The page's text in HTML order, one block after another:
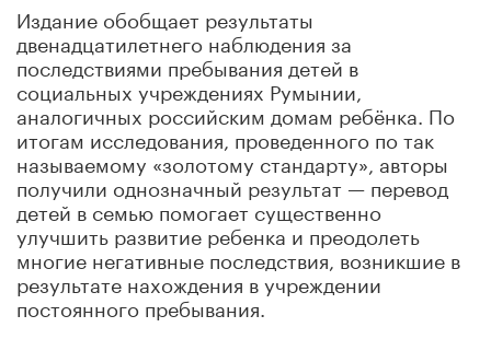
Издание обобщает результаты
двенадцатилетнего наблюдения за
последствиями пребывания детей в
социальных учреждениях Румынии,
аналогичных российским домам ребёнка. По
итогам исследования, проведенного по так
называемому «золотому стандарту», авторы
получили однозначный результат — перевод
детей в семью помогает существенно
улучшить развитие ребенка и преодолеть
многие негативные последствия, возникшие в
результате нахождения в учреждении
постоянного пребывания.